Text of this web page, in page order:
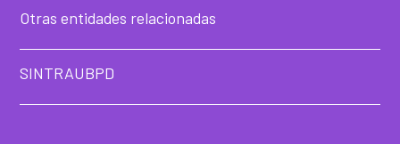
Otras entidades relacionadas
SINTRAUBPD